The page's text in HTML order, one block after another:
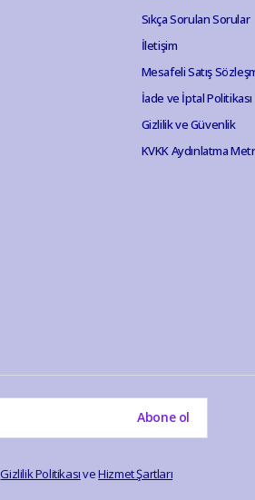
Sıkça Sorulan Sorular
İletişim
Mesafeli Satış
İade ve İptal Politikası
Gizlilik ve Güvenlik
KVKK Aydınlatma
Abone ol
Gizlilik PolitikasıveHizmet Şartları